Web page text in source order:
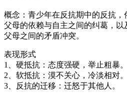
概念：青少年在反抗期中的反抗
父母的依赖与自主之间的纠葛，
父母之间的矛盾冲突。
表现形式
1、硬抵抗：态度强硬，举止粗暴。
2、软抵抗：漠不关心，冷淡相对。
3、反抗的迁移：迁怒于其他人。